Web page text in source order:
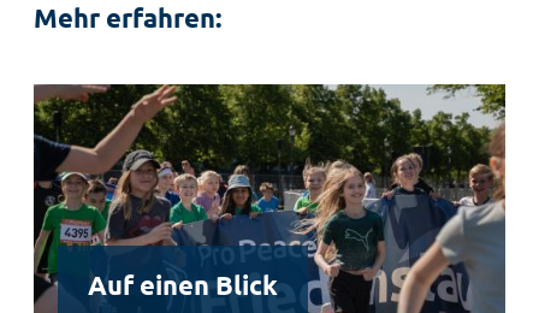
Mehr erfahren:
Auf einen Blick